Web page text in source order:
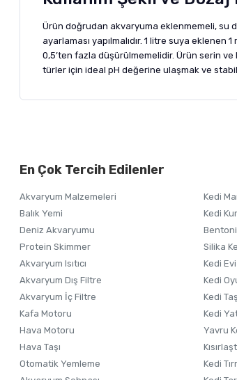
Ürün doğrudan akvaryuma eklenmemeli, su
ayarlaması yapılmalıdır. 1 litre suya
0,5’ten fazla düşürülmemelidir. Ürün serin
türler için ideal pH değerine ulaşmak ve
Ürün açıklamasında eksik bilgiler bulunuyor.
Ürün fiyatı diğer sitelerden daha pahalı.
Bu ürüne benzer farklı alternatifler olmalı.
En Çok Tercih Edilenler
Akvaryum Malzemeleri
Balık Yemi
Deniz Akvaryumu
Protein Skimmer
Akvaryum Isıtıcı
Akvaryum Dış Filtre
Akvaryum İç Filtre
Kafa Motoru
Hava Motoru
Hava Taşı
Otomatik Yemleme
Kedi
Kedi
Silika
Kedi Evi
Kedi
Kedi
Kedi
Yavru
Kedi